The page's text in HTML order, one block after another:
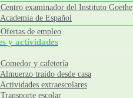
Centro examinador del Instituto Goethe
Academia de Español
Ofertas de empleo
y actividades
Comedor y cafetería
Almuerzo traído desde casa
Actividades extraescolares
Transporte escolar